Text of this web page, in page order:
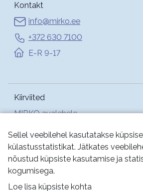
Sellel veebilehel kasutatakse
külastusstatistikat. Jätkates
nõustud küpsiste kasutamise ja
kogumisega.
Loe lisa küpsiste kohta
Kontakt
info@mirko.ee
+372 630 7100
E-R 9-17
Kiirviited
MIRKO avalehele
Abi
Jälgi meid: